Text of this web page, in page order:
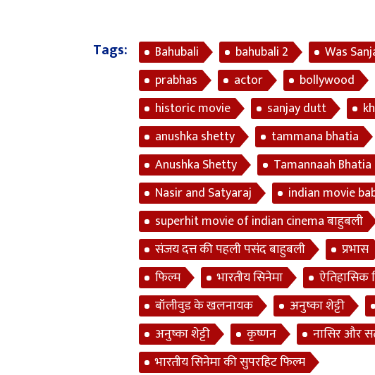
Tags: Bahubali bahubali 2
Was
prabhas
actor bollywood
historic movie
sanjay dutt
anushka shetty
tammana bhatia
Anushka Shetty
Tamannaah Bhatia
Nasir and Satyaraj
indian movie
superhit movie of indian cinema बाहुबली
संजय दत्त की पहली पसंद बाहुबली
प्रभास
फिल्म
भारतीय सिनेमा ऐतिहासिक
बॉलीवुड के खलनायक
अनुष्का शेट्टी
अनुष्का शेट्टी
कृष्णन नासिर और
भारतीय सिनेमा की सुपरहिट फिल्म